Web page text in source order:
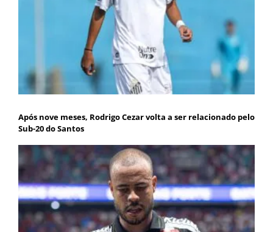
Após nove meses, Rodrigo Cezar volta a ser relacionado pelo
Sub-20 do Santos